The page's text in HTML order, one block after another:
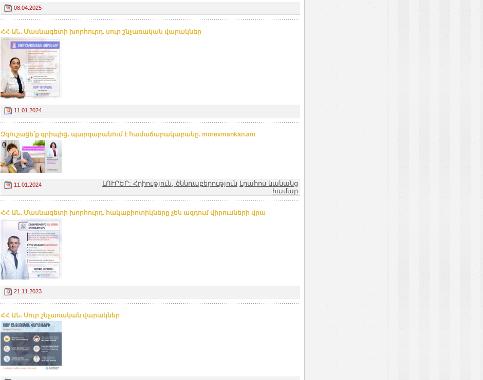
08.04.2025
ՀՀ ԱՆ. Մասնագետի խորհուրդ. սուր շնչառական վարակներ
11.01.2024
Զգուշացե՛ք գրիպից․ պարզաբանում է համաճարակաբանը. morevmankan.am
11.01.2024 ԼՈՒՐԵՐ: Հղիություն, ծննդաբերություն Լրահոս կանանց
համար
ՀՀ ԱՆ. Մասնագետի խորհուրդ. հակաբիոտիկները չեն ազդում վիրուսների վրա
21.11.2023
ՀՀ ԱՆ. Սուր շնչառական վարակներ